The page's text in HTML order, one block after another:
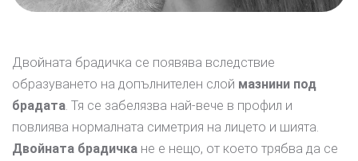
Двойната брадичка се появява вследствие
образуването на допълнителен слой мазнини под
брадата. Тя се забелязва най-вече в профил и
повлиява нормалната симетрия на лицето и шията.
Двойната брадичка не е нещо, от което трябва да се